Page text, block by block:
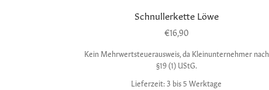
Schnullerkette Löwe
€16,90
Kein Mehrwertsteuerausweis, da Kleinunternehmer nach
§19 (1) UStG.
Lieferzeit: 3 bis 5 Werktage